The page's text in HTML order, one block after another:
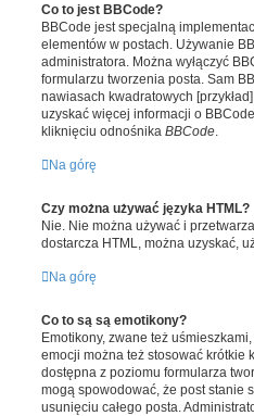
Co to jest BBCode?
BBCode jest specjalną
elementów w postach. Używanie
administratora. Można wyłączyć
formularzu tworzenia posta. Sam
nawiasach kwadratowych
uzyskać więcej informacji o
kliknięciu odnośnika BBCode
Na górę
Czy można używać języka HTML?
Nie. Nie można używać i
dostarcza HTML, można uzyskać,
Na górę
Co to są są emotikony?
Emotikony, zwane też
emocji można też stosować krótkie
dostępna z poziomu formularza
mogą spowodować, że post stanie
usunięciu całego posta.